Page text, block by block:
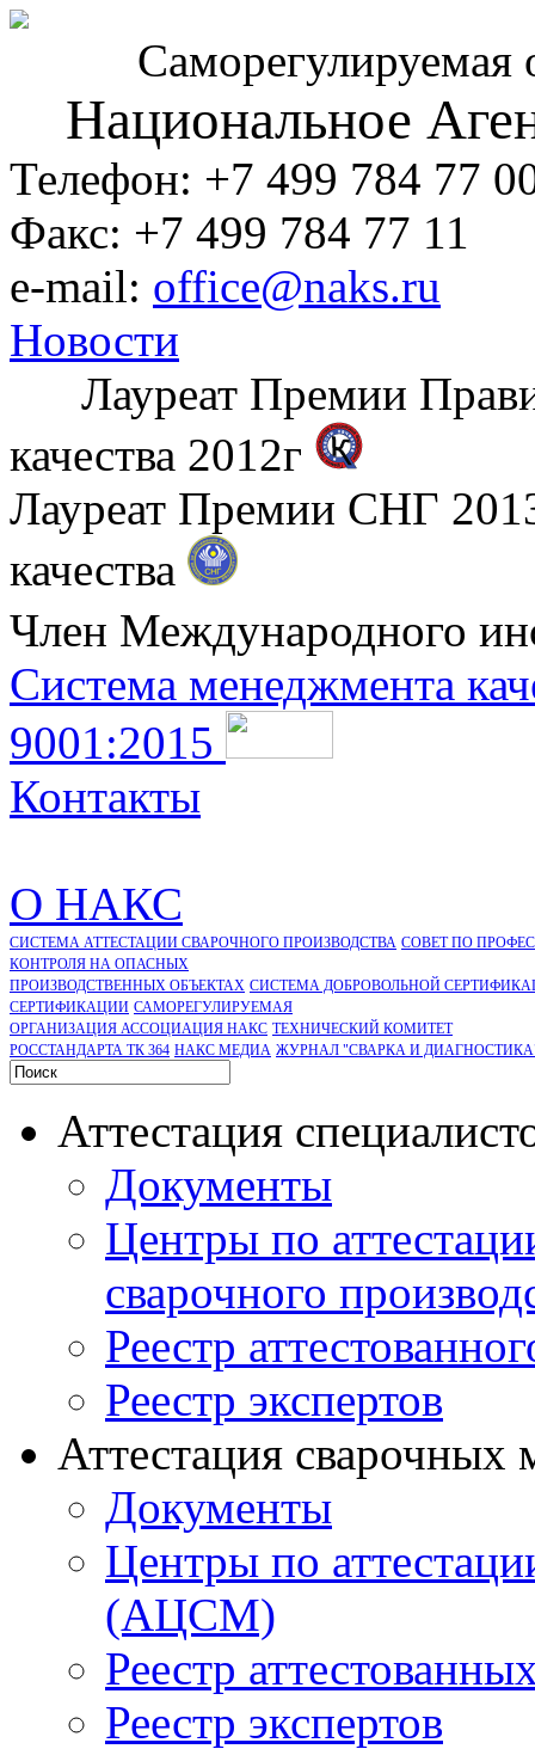
Саморегулируемая
Национальное
Телефон: +7 499 784 77
Факс: +7 499 784 77 11
e-mail: office@naks.ru
Новости
Лауреат Премии
качества 2012г
Лауреат Премии СНГ
качества
Член Международного
Система менеджмента
9001:2015
Контакты
О НАКС
СИСТЕМА АТТЕСТАЦИИ СВАРОЧНОГО ПРОИЗВОДСТВА СОВЕТ ПО
КОНТРОЛЯ НА ОПАСНЫХ
ПРОИЗВОДСТВЕННЫХ ОБЪЕКТАХ СИСТЕМА ДОБРОВОЛЬНОЙ
CЕРТИФИКАЦИИ САМОРЕГУЛИРУЕМАЯ
ОРГАНИЗАЦИЯ АССОЦИАЦИЯ НАКС ТЕХНИЧЕСКИЙ КОМИТЕТ
РОССТАНДАРТА ТК 364 НАКС МЕДИА ЖУРНАЛ "СВАРКА И
Аттестация
Документы
Центры по
сварочного
Реестр
Реестр экспертов
Аттестация сварочных
Документы
Центры по
(АЦСМ)
Реестр
Реестр экспертов